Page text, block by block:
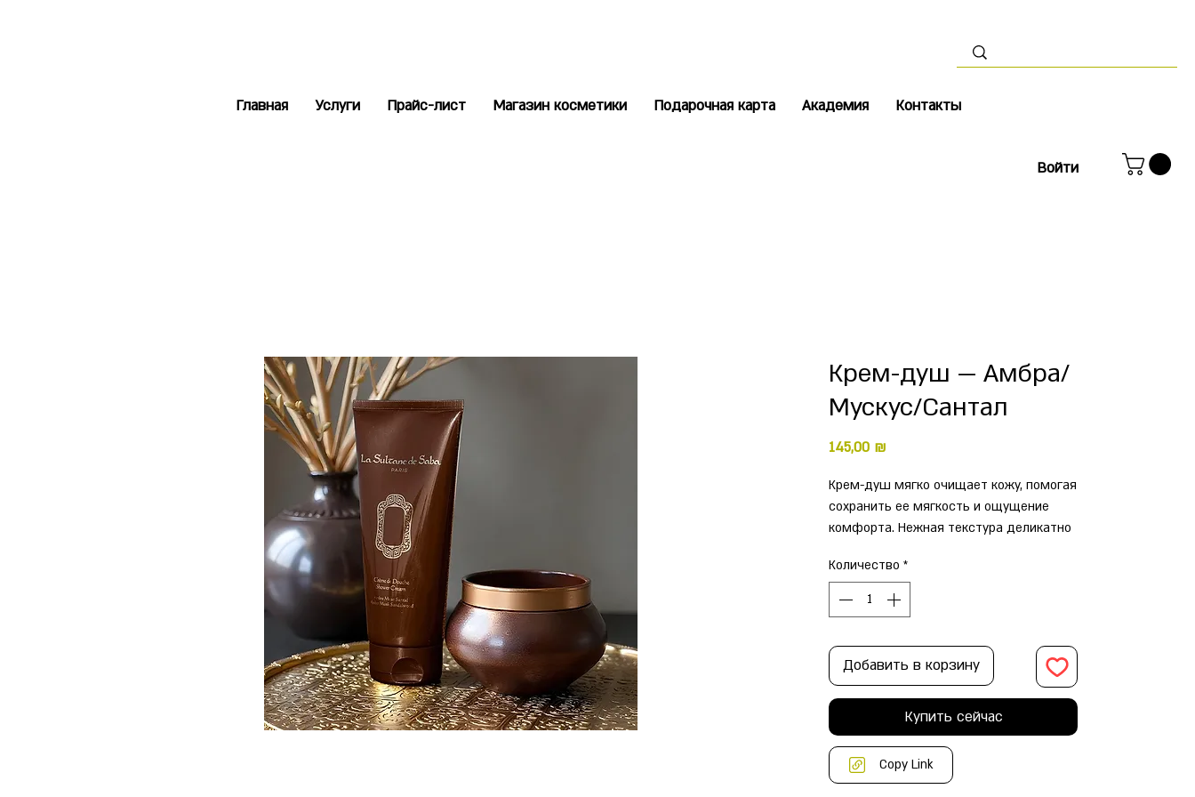
Главная Услуги Прайс-лист Магазин косметики Подарочная карта Академия Контакты
Войти
Крем-душ — Амбра/
Мускус/Сантал
145,00 ₪Цена
Крем-душ мягко очищает кожу, помогая
сохранить ее мягкость и ощущение
комфорта. Нежная текстура деликатно
ее, а масла и увлажняющие
компоненты способствуют
поддержанию гладкости и
Характеристики
Аромат
—
Амбра Мускус Сантал
Объем, мл
—
Количество *
Добавить в корзину
Купить сейчас
Copy Link